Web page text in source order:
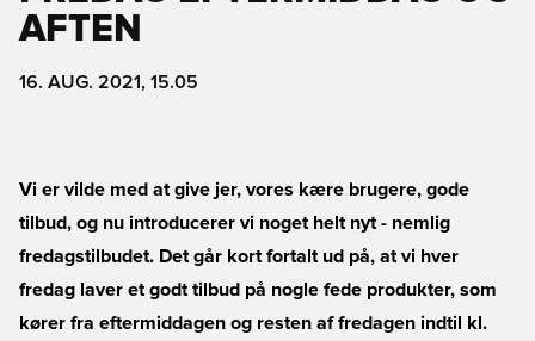
AFTEN
16. AUG. 2021, 15.05
Vi er vilde med at give jer, vores kære brugere, gode
tilbud, og nu introducerer vi noget helt nyt - nemlig
fredagstilbudet. Det går kort fortalt ud på, at vi hver
fredag laver et godt tilbud på nogle fede produkter, som
kører fra eftermiddagen og resten af fredagen indtil kl.